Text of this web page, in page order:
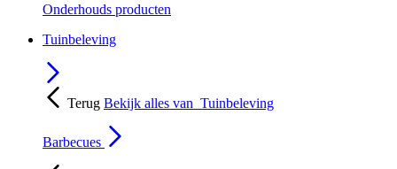
Onderhouds producten
Tuinbeleving
Terug Bekijk alles van Tuinbeleving
Barbecues